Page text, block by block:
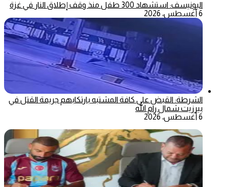
اليونيسف: استشهاد 300 طفل منذ وقف إطلاق النار في غزة
6 أغسطس، 2026
الشرطة: القبض على كافة المشتبه بارتكابهم جريمة القتل في
بيرزيت شمال رام الله
6 أغسطس، 2026